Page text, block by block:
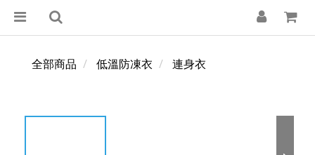
全部商品 低溫防凍衣 連身衣